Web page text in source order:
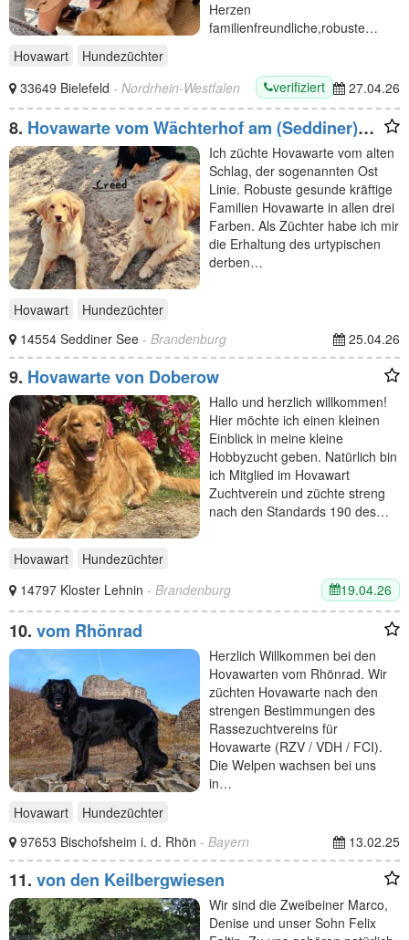
Herzen
familienfreundliche,robuste…
Hovawart
Hundezüchter
33649 Bielefeld - Nordrhein-Westfalen verifiziert 27.04.26
8. Hovawarte vom Wächterhof am (Seddiner)
See
Ich züchte Hovawarte vom alten
Schlag, der sogenannten Ost
Linie. Robuste gesunde kräftige
Familien Hovawarte in allen drei
Farben. Als Züchter habe ich mir
die Erhaltung des urtypischen
derben…
Hovawart
Hundezüchter
14554 Seddiner See - Brandenburg 25.04.26
9. Hovawarte von Doberow
Hallo und herzlich willkommen!
Hier möchte ich einen kleinen
Einblick in meine kleine
Hobbyzucht geben. Natürlich bin
ich Mitglied im Hovawart
Zuchtverein und züchte streng
nach den Standards 190 des…
Hovawart
Hundezüchter
14797 Kloster Lehnin - Brandenburg 19.04.26
10. vom Rhönrad
Herzlich Willkommen bei den
Hovawarten vom Rhönrad. Wir
züchten Hovawarte nach den
strengen Bestimmungen des
Rassezuchtvereins für
Hovawarte (RZV / VDH / FCI).
Die Welpen wachsen bei uns
in…
Hovawart
Hundezüchter
97653 Bischofsheim i. d. Rhön - Bayern 13.02.25
11. von den Keilbergwiesen
Wir sind die Zweibeiner Marco,
Denise und unser Sohn Felix